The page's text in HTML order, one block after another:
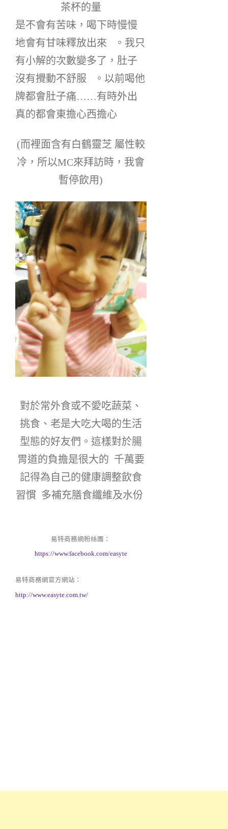
茶杯的量
是不會有苦味，喝下時慢慢
地會有甘味釋放出來   。 我只
有小解的次數變多了，肚子
沒有攪動不舒服   。以前喝他
牌都會肚子痛……有時外出
真的都會東擔心西擔心
(而裡面含有白鶴靈芝 屬性較
冷，所以MC來拜訪時，我會
暫停飲用)
對於常外食或不愛吃蔬菜、
挑食、老是大吃大喝的生活
型態的好友們。這樣對於腸
胃道的負擔是很大的  千萬要
記得為自己的健康調整飲食
習慣  多補充膳食纖維及水份
易特商務網粉絲團：
https://www.facebook.com/easyte
易特商務網官方網站：
http://www.easyte.com.tw/